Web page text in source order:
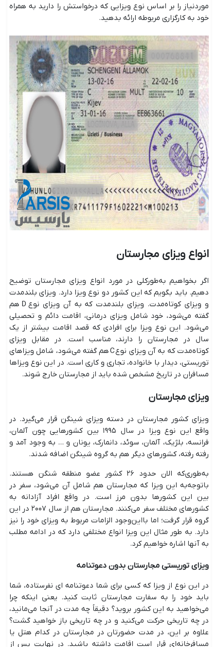
موردنیاز را بر اساس نوع ویزایی که درخواستش را دارید به همراه
خود به کارگزاری مربوطه ارائه بدهید.
انواع ویزای مجارستان
اگر بخواهیم به‌طورکلی در مورد انواع ویزای مجارستان توضیح
دهیم. باید بگویم که این کشور دو نوع ویزا دارد. ویزای بلندمدت
و ویزای کوتاه‌مدت. ویزای بلندمدت که به آن ویزای نوع D هم
گفته می‌شود، خود شامل ویزای درمانی، اقامت دائم و تحصیلی
می‌شود. این نوع ویزا برای افرادی که قصد اقامت بیشتر از یک
سال در مجارستان را دارند، مناسب است. در مقابل ویزای
کوتاه‌مدت که به آن ویزای نوع C هم گفته می‌شود، شامل ویزاهای
توریستی، دیدار با خانواده، تجاری و کاری است. در این نوع ویزاها
مسافران در تاریخ مشخص شده باید از مجارستان خارج شوند.
ویزای مجارستان
ویزای کشور مجارستان در دسته ویزای شینگن قرار می‌گیرد. در
واقع این نوع ویزا در سال ۱۹۹۵ بین کشورهایی چون آلمان،
فرانسه، بلژیک، آلمان، سوئد، دانمارک، یونان و ... به وجود آمد و
رفته رفته، کشورهای دیگر هم به گروه شینگن اضافه شدند.
به‌طوری‌که الان حدود ۲۶ کشور عضو منطقه شنگن هستند.
باتوجه‌به این ویزا که مجارستان هم شامل آن می‌شود، سفر در
بین این کشورها بدون مرز است. در واقع افراد آزادانه به
کشورهای مختلف سفر می‌کنند. مجارستان هم از سال ۲۰۰۷ در این
گروه قرار گرفت؛ اما بااین‌وجود الزامات مربوط به ویزای خود را نیز
دارد. به طور مثال این ویزا انواع مختلفی دارد که در ادامه مطلب
به آنها اشاره خواهیم کرد.
ویزای توریستی مجارستان بدون دعوتنامه
در این نوع از ویزا که کسی برای شما دعوتنامه ای نفرستاده، شما
باید خود را به سفارت مجارستان ثابت کنید. یعنی اینکه چرا
می‌خواهید به این کشور بروید؟ دقیقاً چه مدت در آنجا می‌مانید،
در چه تاریخی حرکت می‌کنید و در چه تاریخی باز خواهید گشت؟
علاوه بر این، در مدت حضورتان در مجارستان در کدام هتل یا
مسافرخانه‌ای قرار است اقامت داشته باشید. در نهایت پس از